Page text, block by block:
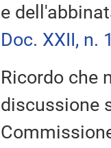
e
Doc. XXII, n.
Ricordo che
discussione